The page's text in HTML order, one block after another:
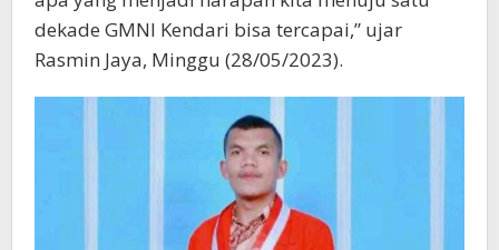
dekade GMNI Kendari bisa tercapai,” ujar
Rasmin Jaya, Minggu (28/05/2023).